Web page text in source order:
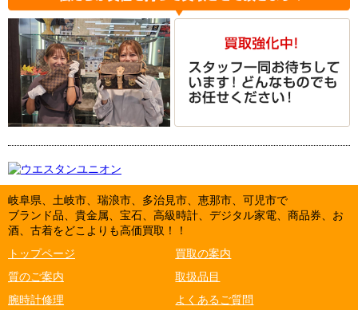
岐阜県、土岐市、瑞浪市、多治見市、恵那市、可児市で
ブランド品、貴金属、宝石、高級時計、デジタル家電、商品券、お
酒、古着をどこよりも高価買取！！
トップページ
買取の案内
質のご案内
取扱品目
腕時計修理
よくあるご質問